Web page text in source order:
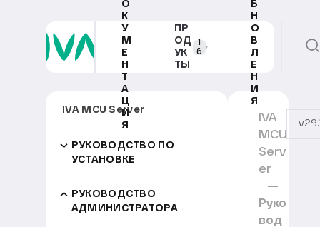
О
К
У
М
Е
Н
Т
А
Ц
И
Я
ПР
ОД
УК
ТЫ
1
6
Б
Н
О
В
Л
Е
Н
И
Я
IVA MCU Server
РУКОВОДСТВО ПО
УСТАНОВКЕ
РУКОВОДСТВО
АДМИНИСТРАТОРА
IVA
MCU
Serv
er
Руко
вод